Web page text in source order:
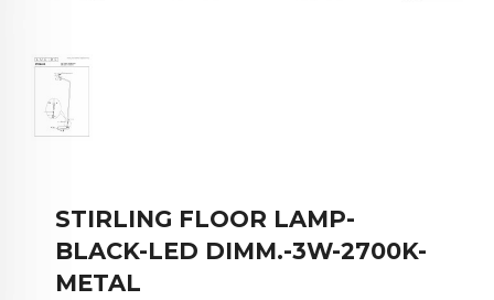
STIRLING FLOOR LAMP-
BLACK-LED DIMM.-3W-2700K-
METAL